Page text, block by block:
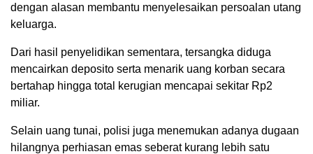
dengan alasan membantu menyelesaikan persoalan utang
keluarga.
Dari hasil penyelidikan sementara, tersangka diduga
mencairkan deposito serta menarik uang korban secara
bertahap hingga total kerugian mencapai sekitar Rp2
miliar.
Selain uang tunai, polisi juga menemukan adanya dugaan
hilangnya perhiasan emas seberat kurang lebih satu